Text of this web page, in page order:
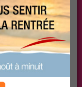
PLUS
COACHING
gratuit